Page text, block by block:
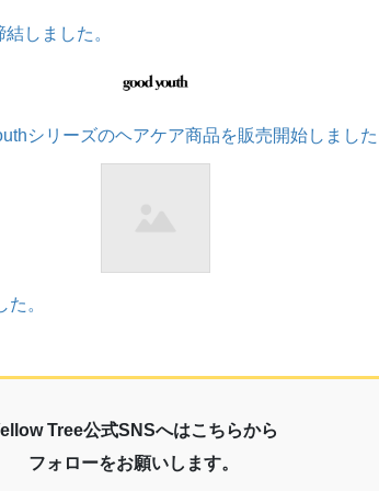
しました。
シリーズのヘアケア商品を販売開始しまし
。
Tree公式SNSへはこちらから
フォローをお願いします。